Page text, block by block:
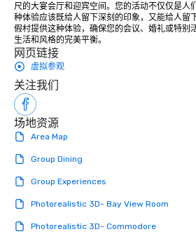
pianists to full "Big Band" Pop Nouveau
orchestras. Versatile Repertoire: A
library of hundreds of modern hits
rearranged with syncopation, swing,
and soul. ► Visual Sophistication: Our
performers reflect the "Nouveau"
aesthetic—classic elegance with a
modern edge. By choosing Pop
Nouveau Jazz, you aren't just booking
a band; you are securing an
immersive experience. We specialize
the music is sophisticated enough for
engaged and energized throughout
尺的大宴会厅和迎宾空间。您的活动不仅仅是人
种体验应该既给人留下深刻的印象，又能给人留
假村提供这种体验，确保您的会议、婚礼或特别
生活和风格的完美平衡。
网页链接
虚拟参观
关注我们
场地资源
Area Map
Group Dining
Group Experiences
Photorealistic 3D- Bay View Room
Photorealistic 3D- Commodore